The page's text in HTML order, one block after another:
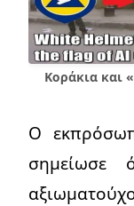
Κοράκια και
Ο
σημείωσε